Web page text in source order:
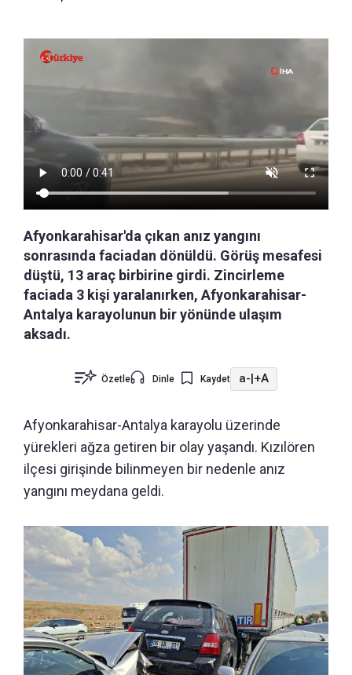
Afyonkarahisar'da çıkan anız yangını
sonrasında faciadan dönüldü. Görüş mesafesi
düştü, 13 araç birbirine girdi. Zincirleme
faciada 3 kişi yaralanırken, Afyonkarahisar-
Antalya karayolunun bir yönünde ulaşım
aksadı.
Özetle Dinle Kaydet a-|+A
Afyonkarahisar-Antalya karayolu üzerinde
yürekleri ağza getiren bir olay yaşandı. Kızılören
ilçesi girişinde bilinmeyen bir nedenle anız
yangını meydana geldi.